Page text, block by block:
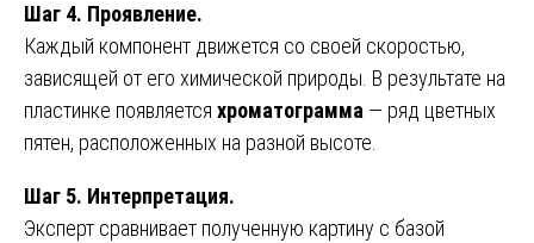
Шаг 4. Проявление.
Каждый компонент движется со своей скоростью,
зависящей от его химической природы. В результате на
пластинке появляется хроматограмма — ряд цветных
пятен, расположенных на разной высоте.
Шаг 5. Интерпретация.
Эксперт сравнивает полученную картину с базой